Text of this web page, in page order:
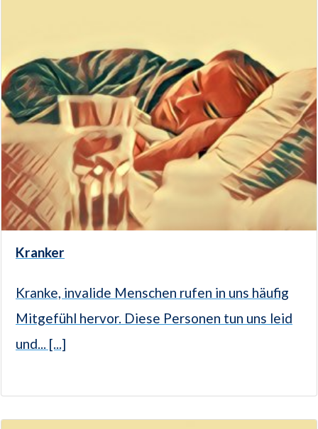
Kranker
Kranke, invalide Menschen rufen in uns häufig
Mitgefühl hervor. Diese Personen tun uns leid
und... [...]